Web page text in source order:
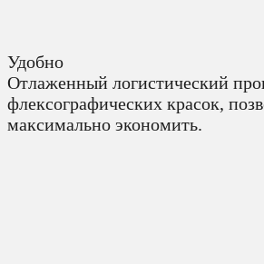
Удобно
Отлаженный логистический
флексографических красок,
максимально экономить.